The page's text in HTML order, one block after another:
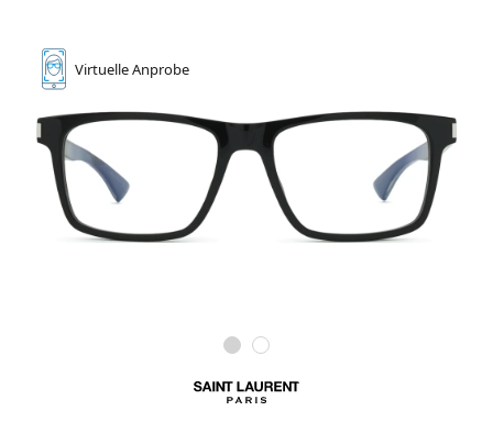
VirtuelleAnprobe